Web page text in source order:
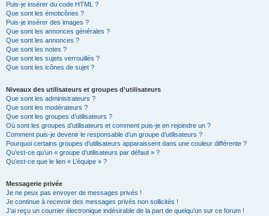
Puis-je insérer du code HTML ?
Que sont les émoticônes ?
Puis-je insérer des images ?
Que sont les annonces générales ?
Que sont les annonces ?
Que sont les notes ?
Que sont les sujets verrouillés ?
Que sont les icônes de sujet ?
Niveaux des utilisateurs et groupes d’utilisateurs
Que sont les administrateurs ?
Que sont les modérateurs ?
Que sont les groupes d’utilisateurs ?
Où sont les groupes d’utilisateurs et comment puis-je en rejoindre un ?
Comment puis-je devenir le responsable d’un groupe d’utilisateurs ?
Pourquoi certains groupes d’utilisateurs apparaissent dans une couleur différente ?
Qu’est-ce qu’un « groupe d’utilisateurs par défaut » ?
Qu’est-ce que le lien « L’équipe » ?
Messagerie privée
Je ne peux pas envoyer de messages privés !
Je continue à recevoir des messages privés non sollicités !
J’ai reçu un courrier électronique indésirable de la part de quelqu’un sur ce forum !